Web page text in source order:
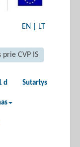
EN LT
CVP IS
d Sutartys